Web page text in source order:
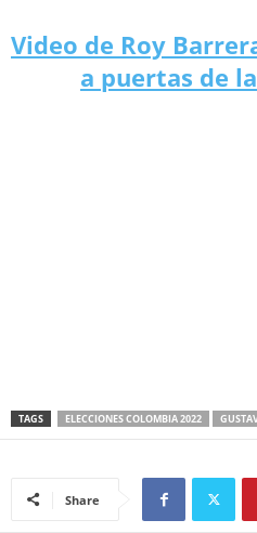
Video de Roy
a puertas de
TAGS ELECCIONES COLOMBIA 2022
Share